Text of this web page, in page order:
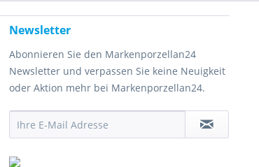
Newsletter
Abonnieren Sie den Markenporzellan24
Newsletter und verpassen Sie keine Neuigkeit
oder Aktion mehr bei Markenporzellan24.